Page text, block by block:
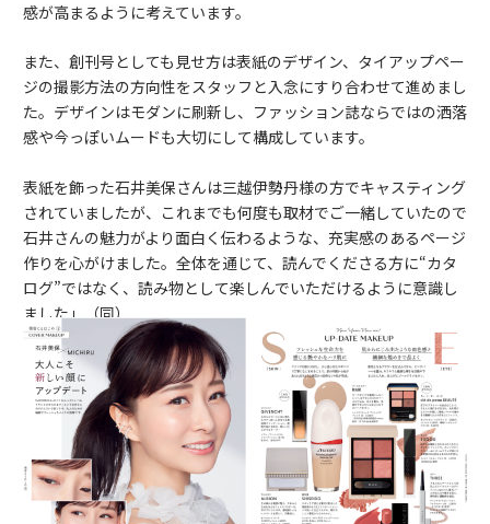
感が高まるように考えています。
また、創刊号としても見せ方は表紙のデザイン、タイアップペー
ジの撮影方法の方向性をスタッフと入念にすり合わせて進めまし
た。デザインはモダンに刷新し、ファッション誌ならではの洒落
感や今っぽいムードも大切にして構成しています。
表紙を飾った石井美保さんは三越伊勢丹様の方でキャスティング
されていましたが、これまでも何度も取材でご一緒していたので
石井さんの魅力がより面白く伝わるような、充実感のあるページ
作りを心がけました。全体を通じて、読んでくださる方に“カタ
ログ”ではなく、読み物として楽しんでいただけるように意識し
ました」（同）